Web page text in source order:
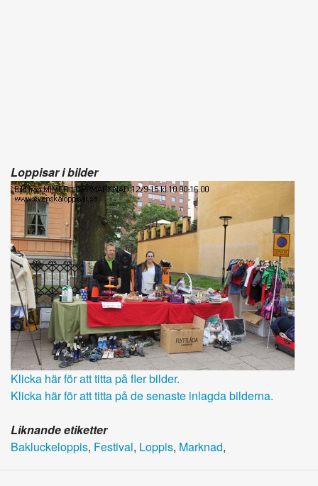
Loppisar i bilder
Klicka här för att titta på fler bilder.
Klicka här för att titta på de senaste inlagda bilderna.
Liknande etiketter
Bakluckeloppis, Festival, Loppis, Marknad,